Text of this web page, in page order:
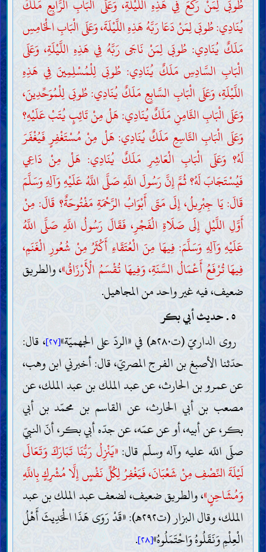
طُوبَى لِمَنْ رَكَعَ فِي هَذِهِ اللَّيْلَةِ، وَعَلَى الْبَابِ الرَّابِعِ مَلَكٌ
يُنَادِي: طُوبَى لِمَنْ دَعَا رَبَّهُ هَذِهِ اللَّيْلَةَ، وَعَلَى الْبَابِ الْخَامِسِ
مَلَكٌ يُنَادِي: طُوبَى لِمَنْ نَاجَى رَبَّهُ فِي هَذِهِ اللَّيْلَةِ، وَعَلَى
الْبَابِ السَّادِسِ مَلَكٌ يُنَادِي: طُوبَى لِلْمُسْلِمِينَ فِي هَذِهِ
اللَّيْلَةِ، وَعَلَى الْبَابِ السَّابِعِ مَلَكٌ يُنَادِي: طُوبَى لِلْمُوَحِّدِينَ،
وَعَلَى الْبَابِ الثَّامِنِ مَلَكٌ يُنَادِي: هَلْ مِنْ تَائِبٍ يُتَبْ عَلَيْهِ؟
وَعَلَى الْبَابِ التَّاسِعِ مَلَكٌ يُنَادِي: هَلْ مِنْ مُسْتَغْفِرٍ فَيُغْفَرَ
لَهُ؟ وَعَلَى الْبَابِ الْعَاشِرِ مَلَكٌ يُنَادِي: هَلْ مِنْ دَاعِي
فَيُسْتَجَابَ لَهُ؟ ثُمَّ إِنَّ رَسُولَ اللَّهِ صَلَّى اللَّهُ عَلَيْهِ وَآلِهِ وَسَلَّمَ
قَالَ: يَا جِبْرِيلُ، إِلَى مَتَى أَبْوَابُ الرَّحْمَةِ مَفْتُوحَةٌ؟ قَالَ: مِنْ
أَوَّلِ اللَّيْلِ إِلَى صَلَاةِ الْفَجْرِ، فَقَالَ رَسُولُ اللَّهِ صَلَّى اللَّهُ
عَلَيْهِ وَآلِهِ وَسَلَّمَ: فِيهَا مِنَ الْعُتَقَاءِ أَكْثَرُ مِنْ شُعُورِ الْغَنَمِ،
فِيهَا تُرْفَعُ أَعْمَالُ السَّنَةِ، وَفِيهَا تُقْسَمُ الْأَرْزَاقُ»، والطريق
ضعيف، فيه غير واحد من المجاهيل.
٥ . حديث أبي بكر
روى الدارميّ (ت٢٨٠هـ) في «الردّ على الجهميّة»
[٢٧]
، قال:
حدّثنا الأصبغ بن الفرج المصريّ، قال: أخبرني ابن وهب،
عن عمرو بن الحارث، عن عبد الملك بن عبد الملك، عن
مصعب بن أبي الحارث، عن القاسم بن محمّد بن أبي
بكر، عن أبيه، أو عن عمّه، عن جدّه أبي بكر، أنّ النبيّ
صلّى اللّه عليه وآله وسلّم قال:«يَنْزِلُ رَبُّنَا تَبَارَكَ وَتَعَالَى
لَيْلَةَ النِّصْفِ مِنْ شَعْبَانَ، فَيَغْفِرُ لِكُلِّ نَفْسٍ إِلَّا مُشْرِكٍ بِاللَّهِ
وَمُشَاحِنٍ»، والطريق ضعيف، لضعف عبد الملك بن عبد
الملك، وقال البزار (ت٢٩٢هـ): «قَدْ رَوَى هَذَا الْحَدِيثَ أَهْلُ
الْعِلْمِ وَنَقَلُوهُ وَاحْتَمَلُوهُ»[٢٨] .